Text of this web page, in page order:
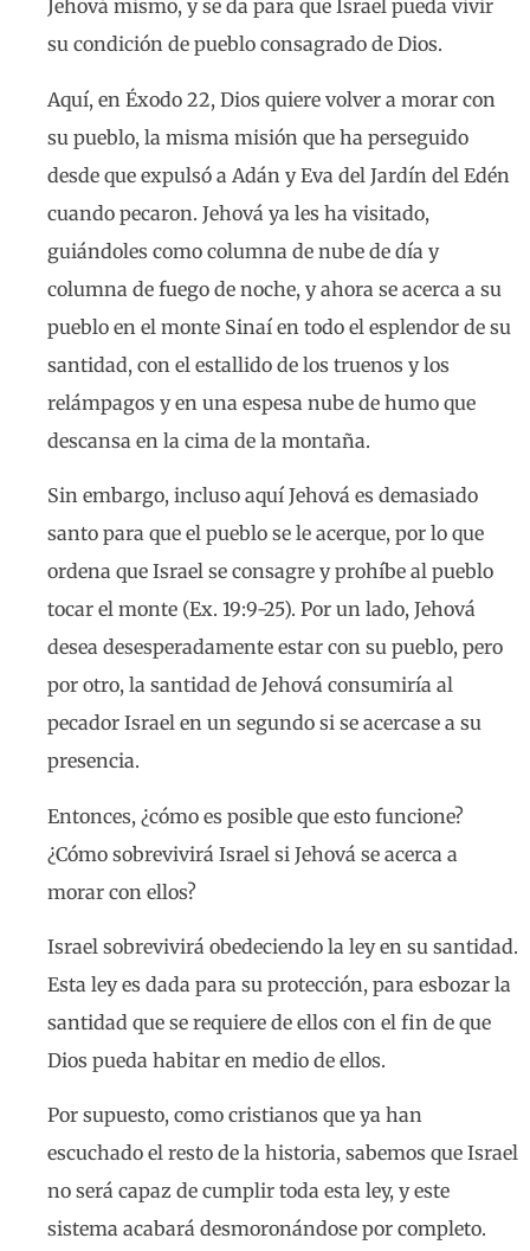
Jehová mismo, y se da para que Israel pueda vivir
su condición de pueblo consagrado de Dios.
Aquí, en Éxodo 22, Dios quiere volver a morar con
su pueblo, la misma misión que ha perseguido
desde que expulsó a Adán y Eva del Jardín del Edén
cuando pecaron. Jehová ya les ha visitado,
guiándoles como columna de nube de día y
columna de fuego de noche, y ahora se acerca a su
pueblo en el monte Sinaí en todo el esplendor de su
santidad, con el estallido de los truenos y los
relámpagos y en una espesa nube de humo que
descansa en la cima de la montaña.
Sin embargo, incluso aquí Jehová es demasiado
santo para que el pueblo se le acerque, por lo que
ordena que Israel se consagre y prohíbe al pueblo
tocar el monte (Ex. 19:9-25). Por un lado, Jehová
desea desesperadamente estar con su pueblo, pero
por otro, la santidad de Jehová consumiría al
pecador Israel en un segundo si se acercase a su
presencia.
Entonces, ¿cómo es posible que esto funcione?
¿Cómo sobrevivirá Israel si Jehová se acerca a
morar con ellos?
Israel sobrevivirá obedeciendo la ley en su santidad.
Esta ley es dada para su protección, para esbozar la
santidad que se requiere de ellos con el fin de que
Dios pueda habitar en medio de ellos.
Por supuesto, como cristianos que ya han
escuchado el resto de la historia, sabemos que Israel
no será capaz de cumplir toda esta ley, y este
sistema acabará desmoronándose por completo.